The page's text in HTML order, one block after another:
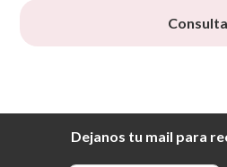
Dejanos tu mail para